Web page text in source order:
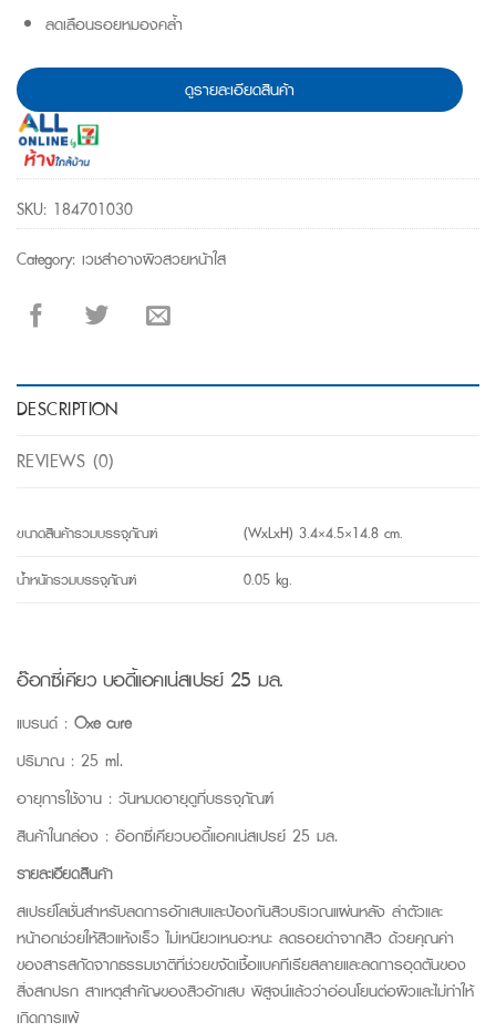
ลดเลือนรอยหมองคล้ำ
ดูรายละเอียดสินค้า
SKU: 184701030
Category: เวชสำอางผิวสวยหน้าใส
DESCRIPTION
REVIEWS (0)
ขนาดสินค้ารวมบรรจุภัณฑ์
(WxLxH) 3.4×4.5×14.8 cm.
น้ำหนักรวมบรรจุภัณฑ์
0.05 kg.
อ๊อกซี่เคียว บอดี้แอคเน่สเปรย์ 25 มล.
แบรนด์ : Oxe cure
ปริมาณ : 25 ml.
อายุการใช้งาน : วันหมดอายุดูที่บรรจุภัณฑ์
สินค้าในกล่อง : อ๊อกซี่เคียวบอดี้แอคเน่สเปรย์ 25 มล.
รายละเอียดสินค้า
สเปรย์โลชั่นสำหรับลดการอักเสบและป้องกันสิวบริเวณแผ่นหลัง ลำตัวและ
หน้าอกช่วยให้สิวแห้งเร็ว ไม่เหนียวเหนอะหนะ ลดรอยดำจากสิว ด้วยคุณค่า
ของสารสกัดจากธรรมชาติที่ช่วยขจัดเชื้อแบคทีเรียสลายและลดการอุดตันของ
สิ่งสกปรก สาเหตุสำคัญของสิวอักเสบ พิสูจน์แล้วว่าอ่อนโยนต่อผิวและไม่ทำให้
เกิดการแพ้